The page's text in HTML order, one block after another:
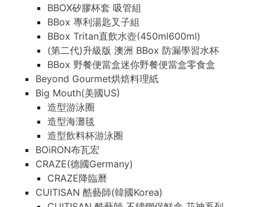
BBOX矽膠杯套 吸管組
BBox 專利湯匙叉子組
BBox Tritan直飲水壺(450ml600ml)
(第二代)升級版 澳洲 BBox 防漏學習水杯
BBox 野餐便當盒迷你野餐便當盒零食盒
Beyond Gourmet烘焙料理紙
Big Mouth(美國US)
造型游泳圈
造型海灘毯
造型飲料杯游泳圈
BOiRON布瓦宏
CRAZE(德國Germany)
CRAZE降臨曆
CUITISAN 酷藝師(韓國Korea)